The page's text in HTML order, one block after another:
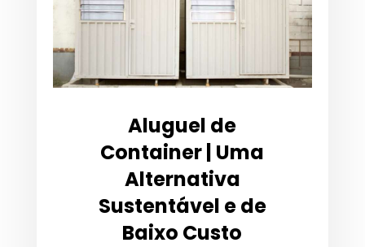
Aluguel de
Container | Uma
Alternativa
Sustentável e de
Baixo Custo